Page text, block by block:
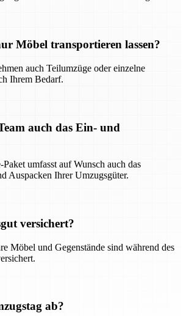
Möbel transportieren lassen?
auch Teilumzüge oder einzelne
Ihrem Bedarf.
auch das Ein- und
umfasst auf Wunsch auch das
Auspacken Ihrer Umzugsgüter.
versichert?
Möbel und Gegenstände sind während des
ab?